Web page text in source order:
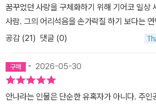
꿈꾸었던 사랑을 구체화하기 위해 기어코 일상
사람. 그의 어리석음을 손가락질 하기 보다는
공감 (21) 댓글 (0)
- 2026-05-30
안나라는 인물은 단순한 유혹자가 아니다. 주인